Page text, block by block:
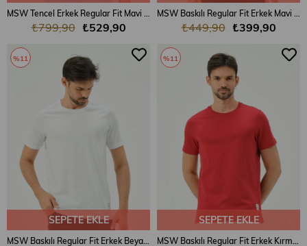
₺529,90
₺799,90 ₺399,90
₺449,90
SEPETE EKLE
%11
SEPETE EKLE
%11